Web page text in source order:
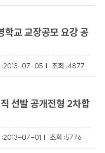
교 교장공모 요강 공
2013-07-05 4877
선발 공개전형 2차합
2013-07-01 5776